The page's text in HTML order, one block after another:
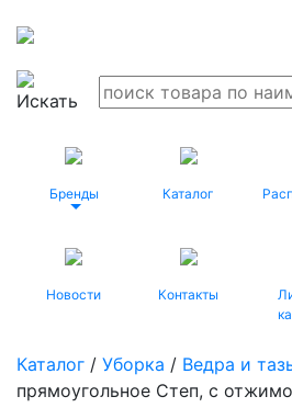
Бренды Каталог
Новости Контакты
Каталог / Уборка / Ведра и
прямоугольное Степ, c